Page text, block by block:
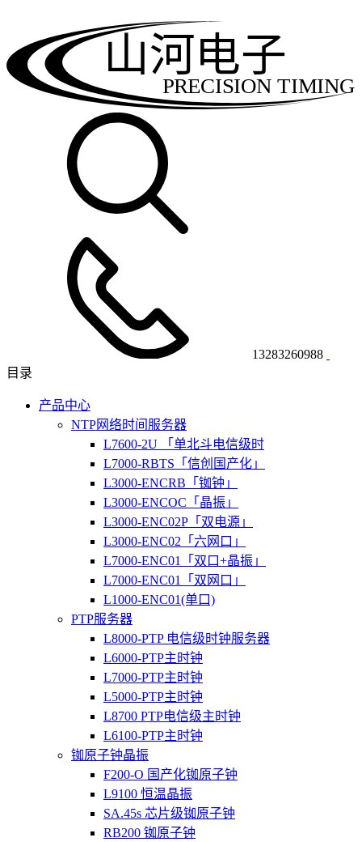
PRECISION TIMING
山河电子
13283260988
目录
产品中心
NTP网络时间服务器
L7600-2U 「单北斗电信级时
L7000-RBTS「信创国产化」
L3000-ENCRB「铷钟」
L3000-ENCOC「晶振」
L3000-ENC02P「双电源」
L3000-ENC02「六网口」
L7000-ENC01「双口+晶振」
L7000-ENC01「双网口」
L1000-ENC01(单口)
PTP服务器
L8000-PTP 电信级时钟服务器
L6000-PTP主时钟
L7000-PTP主时钟
L5000-PTP主时钟
L8700 PTP电信级主时钟
L6100-PTP主时钟
铷原子钟晶振
F200-O 国产化铷原子钟
L9100 恒温晶振
SA.45s 芯片级铷原子钟
RB200 铷原子钟